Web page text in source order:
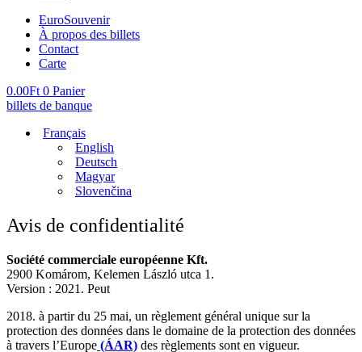
EuroSouvenir
À propos des billets
Contact
Carte
0.00Ft 0 Panier
billets de banque
Français
English
Deutsch
Magyar
Slovenčina
Avis de confidentialité
Société commerciale européenne Kft.
2900 Komárom, Kelemen László utca 1.
Version : 2021. Peut
2018. à partir du 25 mai, un règlement général unique sur la
protection des données dans le domaine de la protection des données
à travers l’Europe (ÁAR) des règlements sont en vigueur.